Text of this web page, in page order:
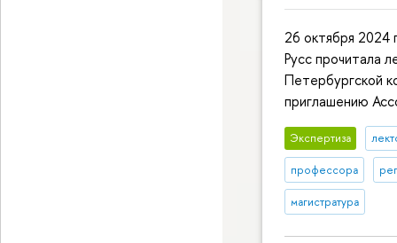
26 октября 2024
Русс прочитала
Петербургской
приглашению
Экспертиза
профессора
магистратура